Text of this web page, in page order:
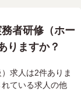
者研修（ホー
りますか？
求人は2件ありま
ている求人の他